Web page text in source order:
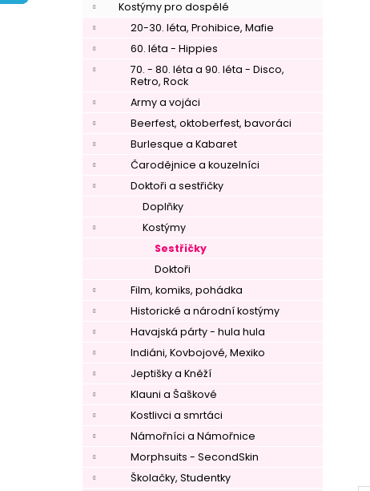
Kostýmy pro dospělé
20-30. léta, Prohibice, Mafie
60. léta - Hippies
70. - 80. léta a 90. léta - Disco,
Retro, Rock
Army a vojáci
Beerfest, oktoberfest, bavoráci
Burlesque a Kabaret
Čarodějnice a kouzelníci
Doktoři a sestřičky
Doplňky
Kostýmy
Sestřičky
Doktoři
Film, komiks, pohádka
Historické a národní kostýmy
Havajská párty - hula hula
Indiáni, Kovbojové, Mexiko
Jeptišky a Kněží
Klauni a Šaškové
Kostlivci a smrtáci
Námořníci a Námořnice
Morphsuits - SecondSkin
Školačky, Studentky